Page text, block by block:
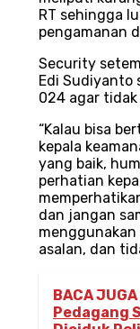
RT sehingga
pengamanan
Security
Edi Sudiyanto
024 agar
“Kalau bisa
kepala
yang baik,
perhatian
dan jangan
asalan, dan
BACA JUGA
Pedagang